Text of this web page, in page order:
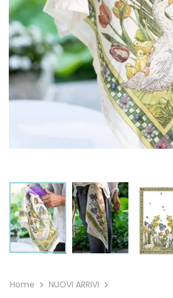
Home
NUOVI ARRIVI